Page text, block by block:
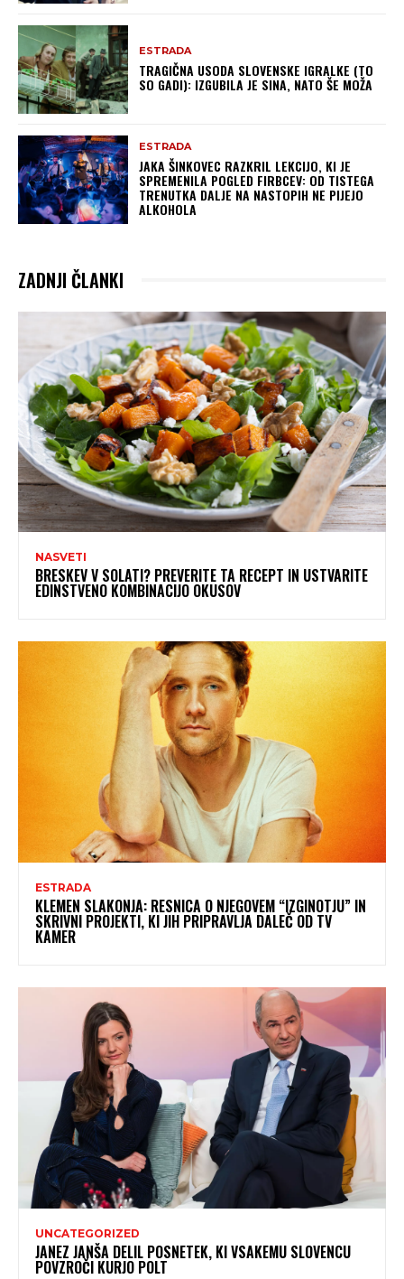
ESTRADA
TRAGIČNA USODA SLOVENSKE IGRALKE (TO
SO GADI): IZGUBILA JE SINA, NATO ŠE MOŽA
ESTRADA
JAKA ŠINKOVEC RAZKRIL LEKCIJO, KI JE
SPREMENILA POGLED FIRBCEV: OD TISTEGA
TRENUTKA DALJE NA NASTOPIH NE PIJEJO
ALKOHOLA
ZADNJI ČLANKI
NASVETI
BRESKEV V SOLATI? PREVERITE TA RECEPT IN USTVARITE
EDINSTVENO KOMBINACIJO OKUSOV
ESTRADA
KLEMEN SLAKONJA: RESNICA O NJEGOVEM “IZGINOTJU” IN
SKRIVNI PROJEKTI, KI JIH PRIPRAVLJA DALEČ OD TV
KAMER
UNCATEGORIZED
JANEZ JANŠA DELIL POSNETEK, KI VSAKEMU SLOVENCU
POVZROČI KURJO POLT